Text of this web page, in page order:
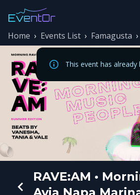
This event has already
Home › Events List › Famagusta ›
RAVE:AM •